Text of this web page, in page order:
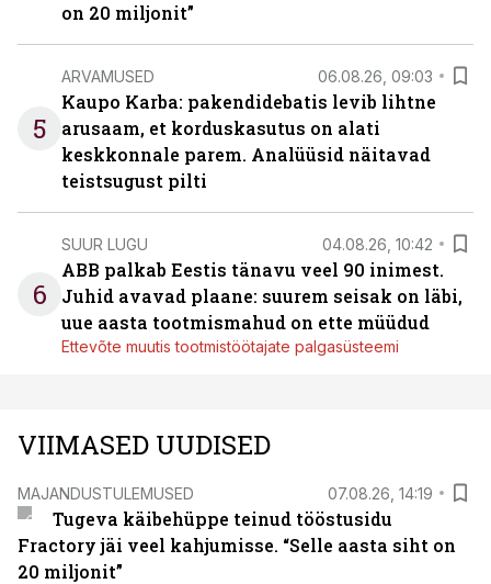
on 20 miljonit”
5
ARVAMUSED 06.08.26, 09:03
Kaupo Karba: pakendidebatis levib lihtne
arusaam, et korduskasutus on alati
keskkonnale parem. Analüüsid näitavad
teistsugust pilti
6
SUUR LUGU 04.08.26, 10:42
ABB palkab Eestis tänavu veel 90 inimest.
Juhid avavad plaane: suurem seisak on läbi,
uue aasta tootmismahud on ette müüdud
Ettevõte muutis tootmistöötajate palgasüsteemi
VIIMASED UUDISED
MAJANDUSTULEMUSED 07.08.26, 14:19
Tugeva käibehüppe teinud tööstusidu
Fractory jäi veel kahjumisse. “Selle aasta siht on
20 miljonit”